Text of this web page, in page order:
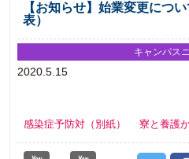
【お知らせ】始業変更につ
表）
2020.5.15
キャンパス
感染症予防対（別紙） 寮と養護